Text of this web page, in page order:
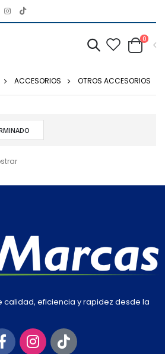
0
ACCESORIOS OTROS ACCESORIOS
calidad, eficiencia y rapidez desde la